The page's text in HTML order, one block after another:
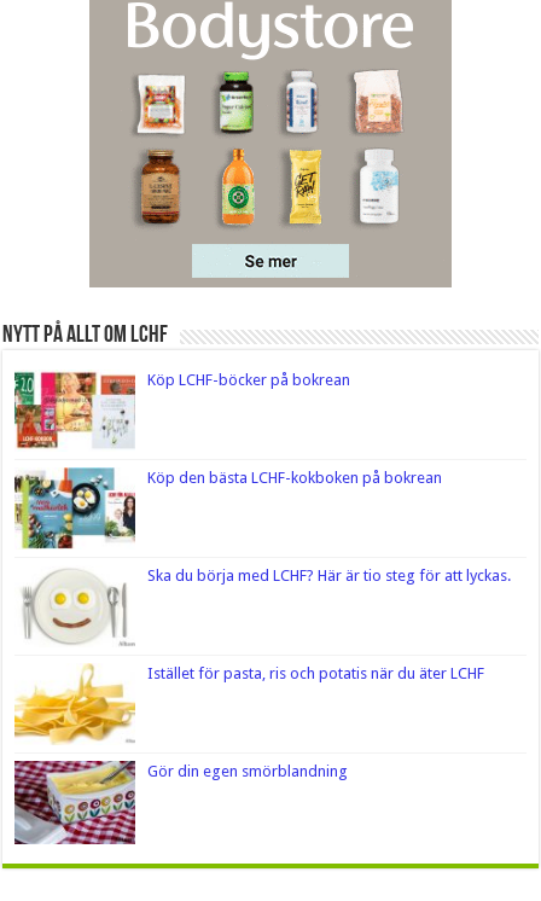
Nytt på Allt om LCHF
Köp LCHF-böcker på bokrean
Köp den bästa LCHF-kokboken på bokrean
Ska du börja med LCHF? Här är tio steg för att lyckas.
Istället för pasta, ris och potatis när du äter LCHF
Gör din egen smörblandning